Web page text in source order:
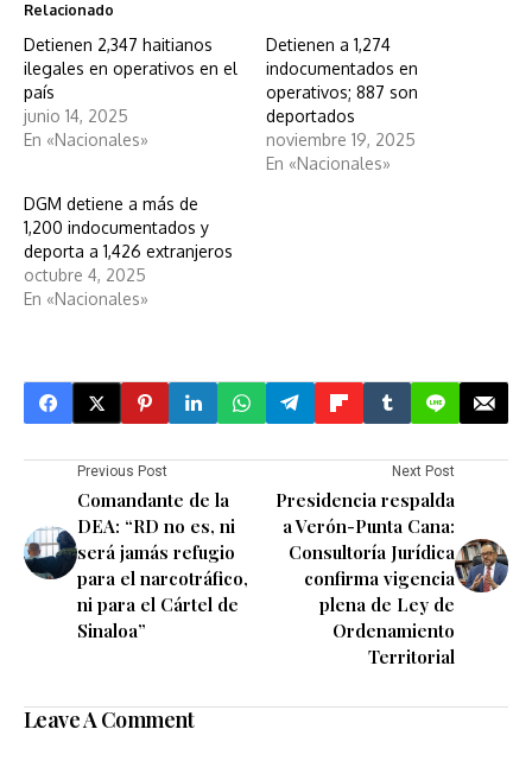
Relacionado
Detienen 2,347 haitianos
ilegales en operativos en el
país
junio 14, 2025
En «Nacionales»
Detienen a 1,274
indocumentados en
operativos; 887 son
deportados
noviembre 19, 2025
En «Nacionales»
DGM detiene a más de
1,200 indocumentados y
deporta a 1,426 extranjeros
octubre 4, 2025
En «Nacionales»
Previous Post
Comandante de la
DEA: “RD no es, ni
será jamás refugio
para el narcotráfico,
ni para el Cártel de
Sinaloa”
Next Post
Presidencia respalda
a Verón-Punta Cana:
Consultoría Jurídica
confirma vigencia
plena de Ley de
Ordenamiento
Territorial
Leave A Comment